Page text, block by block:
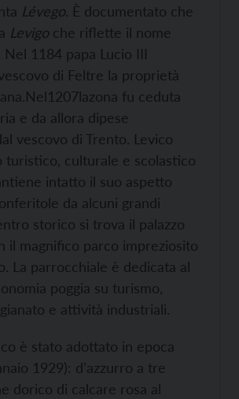
Lévego. È documentato che
Levigo che riflette il nome
. Nel 1184 papa Lucio III
di Feltre la proprietà
fu ceduta
e da allora dipese
vescovo di Trento. Levico
turistico, culturale e scolastico
intatto il suo aspetto
da alcuni grandi
storico si trova il palazzo
il magnifico parco impreziosito
La parrocchiale è dedicata al
poggia su turismo,
e attività industriali.
è stato adottato in epoca
1929): d’azzurro a tre
dorico di calcare rosa al